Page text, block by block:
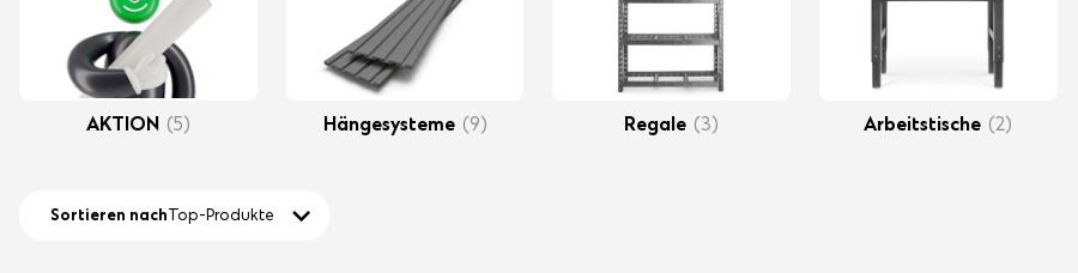
AKTION (5) Hängesysteme (9) Regale (3) Arbeitstische (2)
Sortieren nach Top-Produkte